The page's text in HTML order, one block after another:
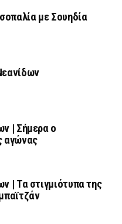
με Σουηδία
| Σήμερα ο
αγώνας
| Τα στιγμιότυπα της